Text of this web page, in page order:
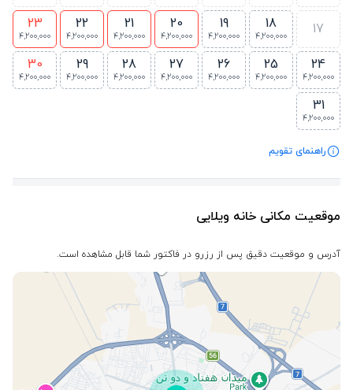
17
18
4,200,000
19
4,200,000
20
4,200,000
21
4,200,000
22
4,200,000
23
4,200,000
24
4,200,000
25
4,200,000
26
4,200,000
27
4,200,000
28
4,200,000
29
4,200,000
30
4,200,000
31
4,200,000
راهنمای تقویم
موقعیت مکانی خانه ویلایی
آدرس و موقعیت دقیق پس از رزرو در فاکتور شما قابل مشاهده است.